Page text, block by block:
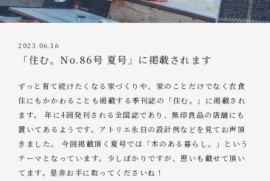
2023.06.16
「住む。No.86号 夏号」に掲載されます
ずっと育て続けたくなる家づくりや、家のことだけでなく衣食
住にもかかわることも掲載する季刊誌の「住む。」に掲載され
ます。 年に4回発刊される全国誌であり、無印良品の店舗にも
置いてあるようです。アトリエ永日の設計例などを見てお声頂
きました。 今回掲載頂く夏号では「木のある暮らし。」という
テーマとなっています。少しばかりですが、思いも載せて頂い
てます。是非お手に取ってくださいね！